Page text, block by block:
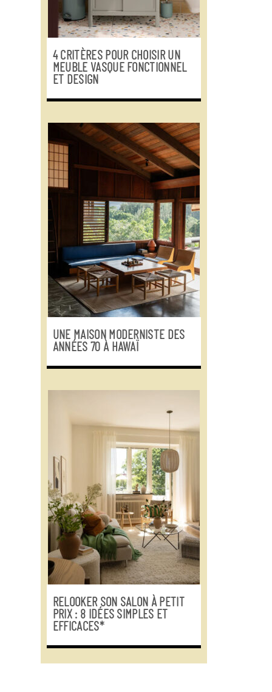
4 CRITÈRES POUR CHOISIR UN
MEUBLE VASQUE FONCTIONNEL
ET DESIGN
UNE MAISON MODERNISTE DES
ANNÉES 70 À HAWAÏ
RELOOKER SON SALON À PETIT
PRIX : 8 IDÉES SIMPLES ET
EFFICACES*